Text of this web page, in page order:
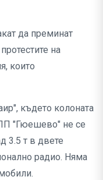
да преминат
на
които
където колоната
"Гюешево" не се
3.5 т в двете
радио. Няма